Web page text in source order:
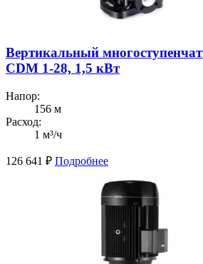
Вертикальный
CDM 1-28, 1,5 кВт
Напор:
156 м
Расход:
1 м³/ч
126 641 ₽ Подробнее